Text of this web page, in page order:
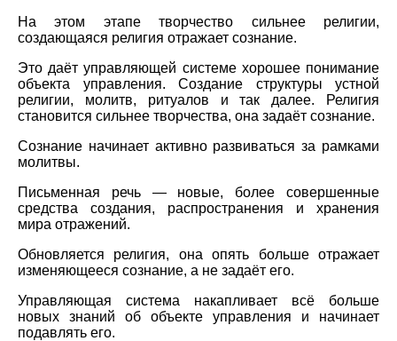
На этом этапе творчество сильнее религии,
создающаяся религия отражает сознание.
Это даёт управляющей системе хорошее понимание
объекта управления. Создание структуры устной
религии, молитв, ритуалов и так далее. Религия
становится сильнее творчества, она задаёт сознание.
Сознание начинает активно развиваться за рамками
молитвы.
Письменная речь — новые, более совершенные
средства создания, распространения и хранения
мира отражений.
Обновляется религия, она опять больше отражает
изменяющееся сознание, а не задаёт его.
Управляющая система накапливает всё больше
новых знаний об объекте управления и начинает
подавлять его.